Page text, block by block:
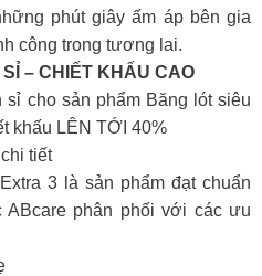
phút giây ấm áp bên gia
công trong tương lai.
– CHIẾT KHẤU CAO
sỉ cho sản phẩm Băng lót siêu
khấu LÊN TỚI 40%
tiết
3 là sản phẩm đạt chuẩn
phân phối với các ưu